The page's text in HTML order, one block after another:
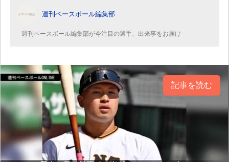
週刊ベースボール編集部
週刊ベースボール編集部が今注目の選手、出来事をお届け
記事を読む